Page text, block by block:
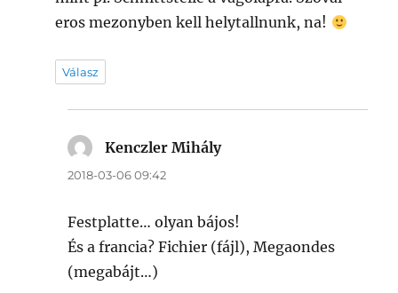
eros mezonyben kell helytallnunk, na!
Válasz
Kenczler Mihályszerint:
2018-03-06 09:42
Festplatte… olyan bájos!
És a francia? Fichier (fájl), Megaondes
(megabájt…)